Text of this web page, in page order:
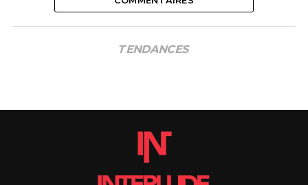
TENDANCES